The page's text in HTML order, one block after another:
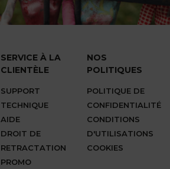
SERVICE À LA
CLIENTÈLE
SUPPORT
TECHNIQUE
AIDE
DROIT DE
RETRACTATION
PROMO
NOS
POLITIQUES
POLITIQUE DE
CONFIDENTIALITÉ
CONDITIONS
D'UTILISATIONS
COOKIES